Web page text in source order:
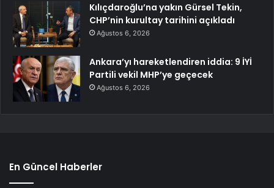
Kılıçdaroğlu’na yakın Gürsel Tekin,
CHP’nin kurultay tarihini açıkladı
Ağustos 6, 2026
Ankara’yı hareketlendiren iddia: 9 İYİ
Partili vekil MHP’ye geçecek
Ağustos 6, 2026
En Güncel Haberler